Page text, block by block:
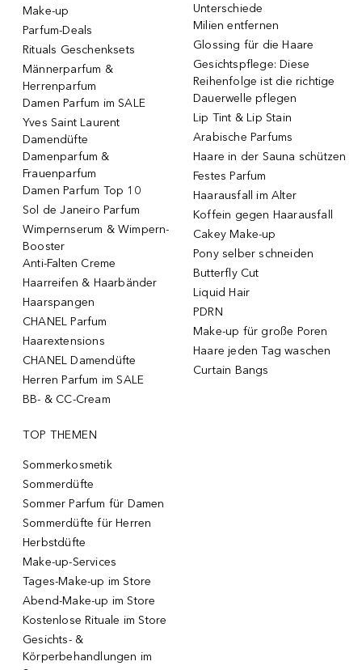
Make-up
Parfum-Deals
Rituals Geschenksets
Männerparfum &
Herrenparfum
Damen Parfum im SALE
Yves Saint Laurent
Damendüfte
Damenparfum &
Frauenparfum
Damen Parfum Top 10
Sol de Janeiro Parfum
Wimpernserum & Wimpern-
Booster
Anti-Falten Creme
Haarreifen & Haarbänder
Haarspangen
CHANEL Parfum
Haarextensions
CHANEL Damendüfte
Herren Parfum im SALE
BB- & CC-Cream
Unterschiede
Milien entfernen
Glossing für die Haare
Gesichtspflege: Diese
Reihenfolge ist die richtige
Dauerwelle pflegen
Lip Tint & Lip Stain
Arabische Parfums
Haare in der Sauna schützen
Festes Parfum
Haarausfall im Alter
Koffein gegen Haarausfall
Cakey Make-up
Pony selber schneiden
Butterfly Cut
Liquid Hair
PDRN
Make-up für große Poren
Haare jeden Tag waschen
Curtain Bangs
TOP THEMEN
Sommerkosmetik
Sommerdüfte
Sommer Parfum für Damen
Sommerdüfte für Herren
Herbstdüfte
Make-up-Services
Tages-Make-up im Store
Abend-Make-up im Store
Kostenlose Rituale im Store
Gesichts- &
Körperbehandlungen im